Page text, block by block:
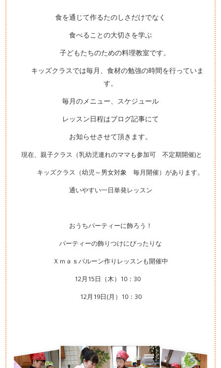
食を通じて作るたのしさだけでなく
食べることの大切さを学ぶ
子どもたちのための料理教室です。
キッズクラスでは毎月、食材の勉強の時間を行っていま
す。
毎月のメニュー、スケジュール
レッスン日程はブログ記事にて
お知らせさせて頂きます。
現在、親子クラス（乳幼児連れのママも参加可 不定期開催)と
キッズクラス（幼児～男女対象 毎月開催）があります。
通いやすい一日単発レッスン
おうちパーティーに飾ろう！
パーティーの飾りつけにぴったりな
Ｘｍａｓバルーン作りレッスンも開催中
12月15日（木）10：30
12月19日(月）10：30